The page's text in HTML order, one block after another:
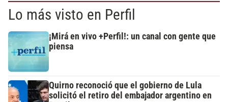
Lo más visto en Perfil
¡Mirá en vivo +Perfil!: un canal con gente que
piensa
Quirno reconoció que el gobierno de Lula
solicitó el retiro del embajador argentino en